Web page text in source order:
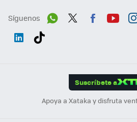
Síguenos
Suscríbete a
Apoya a Xataka y disfruta